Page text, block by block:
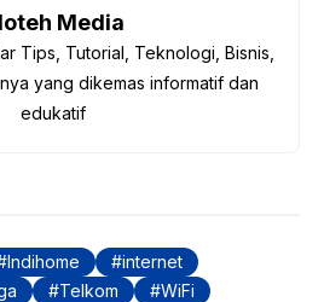
gr
a
m
Media
Tips, Tutorial, Teknologi, Bisnis,
yang dikemas informatif dan
edukatif
Indihome
internet
Telkom WiFi